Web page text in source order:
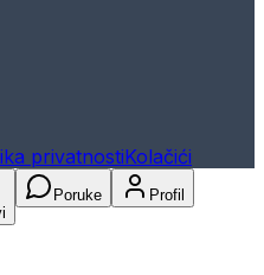
privatnostiKolačići
Poruke Profil